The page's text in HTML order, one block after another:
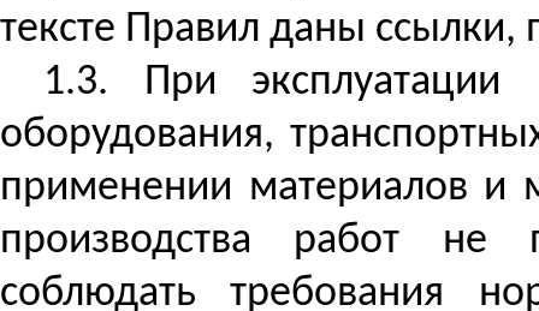
тексте Правил даны
1.3. При
оборудования,
применении материалов и
производства работ не
соблюдать требования